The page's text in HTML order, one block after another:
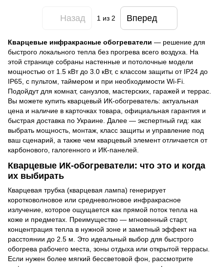
Назад 1из 2 Вперед
Кварцевые инфракрасные обогреватели — решение для
быстрого локального тепла без прогрева всего воздуха. На
этой странице собраны настенные и потолочные модели
мощностью от 1.5 кВт до 3.0 кВт, с классом защиты от IP24 до
IP65, с пультом, таймером и при необходимости Wi-Fi.
Подойдут для комнат, санузлов, мастерских, гаражей и террас.
Вы можете купить кварцевый ИК-обогреватель: актуальная
цена и наличие в карточках товара, официальная гарантия и
быстрая доставка по Украине. Далее — экспертный гид: как
выбрать мощность, монтаж, класс защиты и управление под
ваш сценарий, а также чем кварцевый элемент отличается от
карбонового, галогенного и ИК-панелей.
Кварцевые ИК-обогреватели: что это и когда
их выбирать
Кварцевая трубка (кварцевая лампа) генерирует
коротковолновое или средневолновое инфракрасное
излучение, которое ощущается как прямой поток тепла на
коже и предметах. Преимущество — мгновенный старт,
концентрация тепла в нужной зоне и заметный эффект на
расстоянии до 2.5 м. Это идеальный выбор для быстрого
обогрева рабочего места, зоны отдыха или открытой террасы.
Если нужен более мягкий бессветовой фон, рассмотрите